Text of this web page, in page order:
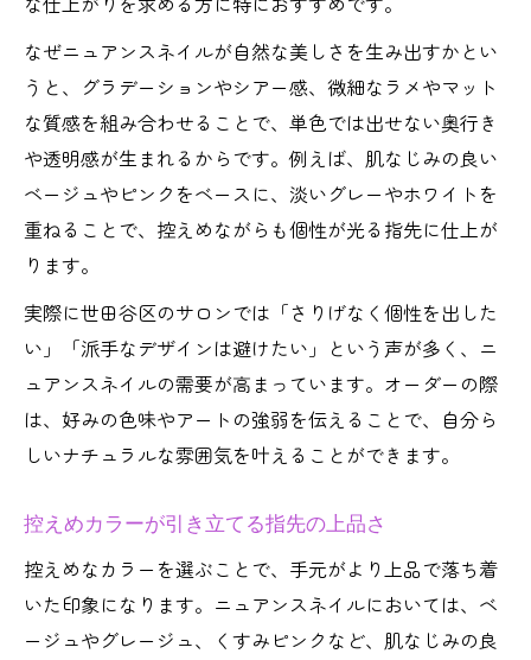
なぜニュアンスネイルが自然な美しさを生み出すかとい
うと、グラデーションやシアー感、微細なラメやマット
な質感を組み合わせることで、単色では出せない奥行き
や透明感が生まれるからです。例えば、肌なじみの良い
ベージュやピンクをベースに、淡いグレーやホワイトを
重ねることで、控えめながらも個性が光る指先に仕上が
ります。
実際に世田谷区のサロンでは「さりげなく個性を出した
い」「派手なデザインは避けたい」という声が多く、ニ
ュアンスネイルの需要が高まっています。オーダーの際
は、好みの色味やアートの強弱を伝えることで、自分ら
しいナチュラルな雰囲気を叶えることができます。
控えめカラーが引き立てる指先の上品さ
控えめなカラーを選ぶことで、手元がより上品で落ち着
いた印象になります。ニュアンスネイルにおいては、ベ
ージュやグレージュ、くすみピンクなど、肌なじみの良